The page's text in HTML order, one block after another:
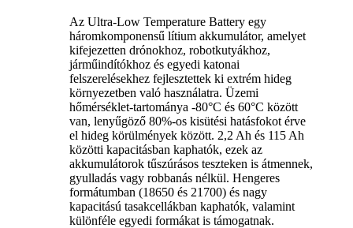
Az Ultra-Low Temperature Battery egy
háromkomponensű lítium akkumulátor, amelyet
kifejezetten drónokhoz, robotkutyákhoz,
járműindítókhoz és egyedi katonai
felszerelésekhez fejlesztettek ki extrém hideg
környezetben való használatra. Üzemi
hőmérséklet-tartománya -80°C és 60°C között
van, lenyűgöző 80%-os kisütési hatásfokot érve
el hideg körülmények között. 2,2 Ah és 115 Ah
közötti kapacitásban kaphatók, ezek az
akkumulátorok tűszúrásos teszteken is átmennek,
gyulladás vagy robbanás nélkül. Hengeres
formátumban (18650 és 21700) és nagy
kapacitású tasakcellákban kaphatók, valamint
különféle egyedi formákat is támogatnak.